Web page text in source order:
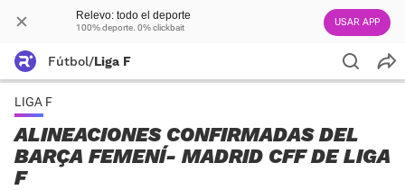
Relevo: todo el deporte
100% deporte. 0% clickbait USAR APP
Fútbol/Liga F
LIGA F
ALINEACIONES CONFIRMADAS DEL
BARÇA FEMENÍ- MADRID CFF DE LIGA
F